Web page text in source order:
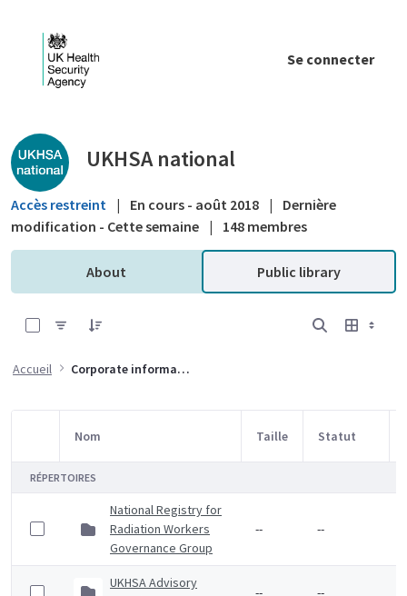
Se connecter
Public library - UKHSA national
UKHSA national
Accès restreint | En cours - août 2018 |
Dernière
modification - Cette semaine | 148 membres
About Public library
Accueil Corporate information
Sélection d'article
Nom Taille Statut
RÉPERTOIRES
National Registry for
Radiation Workers
Governance Group
-- --
UKHSA Advisory
-- --